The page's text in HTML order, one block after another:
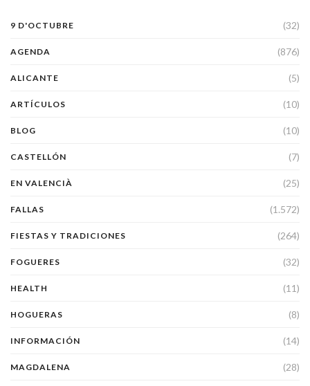
9 D'OCTUBRE (32)
AGENDA (876)
ALICANTE (5)
ARTÍCULOS (10)
BLOG (10)
CASTELLÓN (7)
EN VALENCIÀ (25)
FALLAS (1.572)
FIESTAS Y TRADICIONES (264)
FOGUERES (32)
HEALTH (11)
HOGUERAS (8)
INFORMACIÓN (14)
MAGDALENA (28)